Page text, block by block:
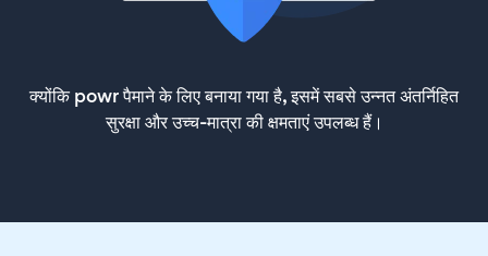
क्योंकि powr पैमाने के लिए बनाया गया है, इसमें सबसे उन्नत अंतर्निहित
सुरक्षा और उच्च-मात्रा की क्षमताएं उपलब्ध हैं।